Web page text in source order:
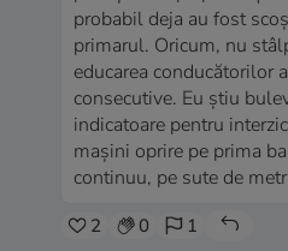
probabil deja au fost
primarul. Oricum, nu
educarea conducătorilor
consecutive. Eu știu
indicatoare pentru
mașini oprire pe prima
continuu, pe sute de
2 0 1